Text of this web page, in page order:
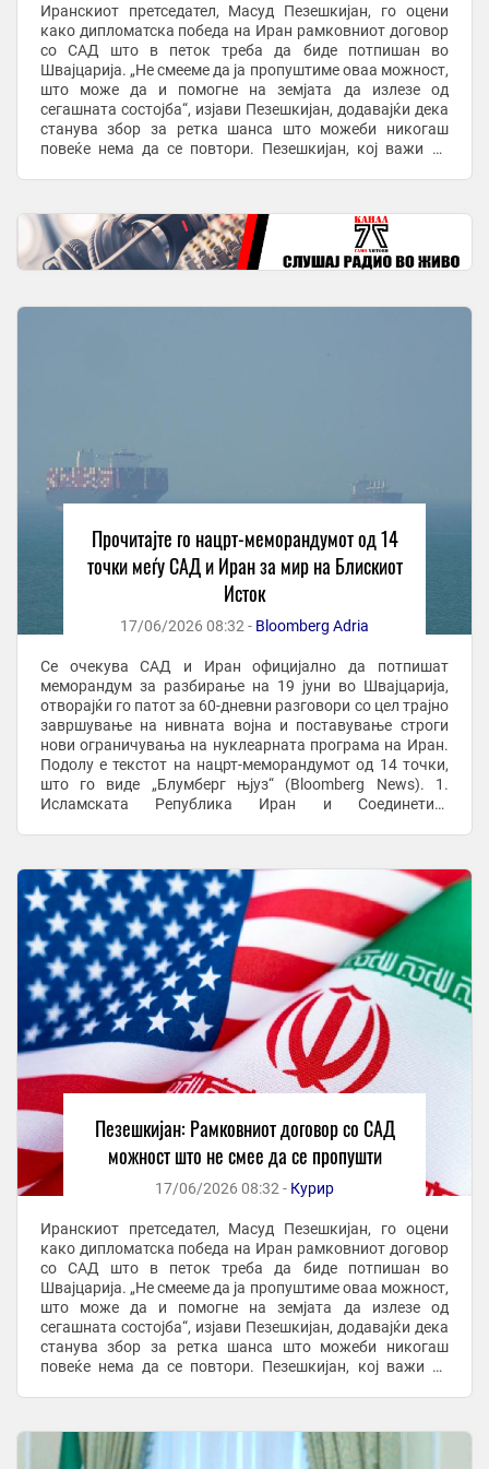
Иранскиот претседател, Масуд Пезешкијан, го оцени
како дипломатска победа на Иран рамковниот договор
со САД што в петок треба да биде потпишан во
Швајцарија. „Не смееме да ја пропуштиме оваа можност,
што може да и помогне на земјата да излезе од
сегашната состојба“, изјави Пезешкијан, додавајќи дека
станува збор за ретка шанса што можеби никогаш
повеќе нема да се повтори. Пезешкијан, кој важи за
Прочитајте го нацрт-меморандумот од 14
точки меѓу САД и Иран за мир на Блискиот
Исток
17/06/2026 08:32 - Bloomberg Adria
Се очекува САД и Иран официјално да потпишат
меморандум за разбирање на 19 јуни во Швајцарија,
отворајќи го патот за 60-дневни разговори со цел трајно
завршување на нивната војна и поставување строги
нови ограничувања на нуклеарната програма на Иран.
Подолу е текстот на нацрт-меморандумот од 14 точки,
што го виде „Блумберг њјуз“ (Bloomberg News). 1.
Исламската Република Иран и Соединетите
Пезешкијан: Рамковниот договор со САД
можност што не смее да се пропушти
17/06/2026 08:32 - Курир
Иранскиот претседател, Масуд Пезешкијан, го оцени
како дипломатска победа на Иран рамковниот договор
со САД што в петок треба да биде потпишан во
Швајцарија. „Не смееме да ја пропуштиме оваа можност,
што може да и помогне на земјата да излезе од
сегашната состојба“, изјави Пезешкијан, додавајќи дека
станува збор за ретка шанса што можеби никогаш
повеќе нема да се повтори. Пезешкијан, кој важи за